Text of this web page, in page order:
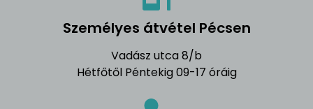
Személyes átvétel Pécsen
Vadász utca 8/b
Hétfőtől Péntekig 09-17 óráig